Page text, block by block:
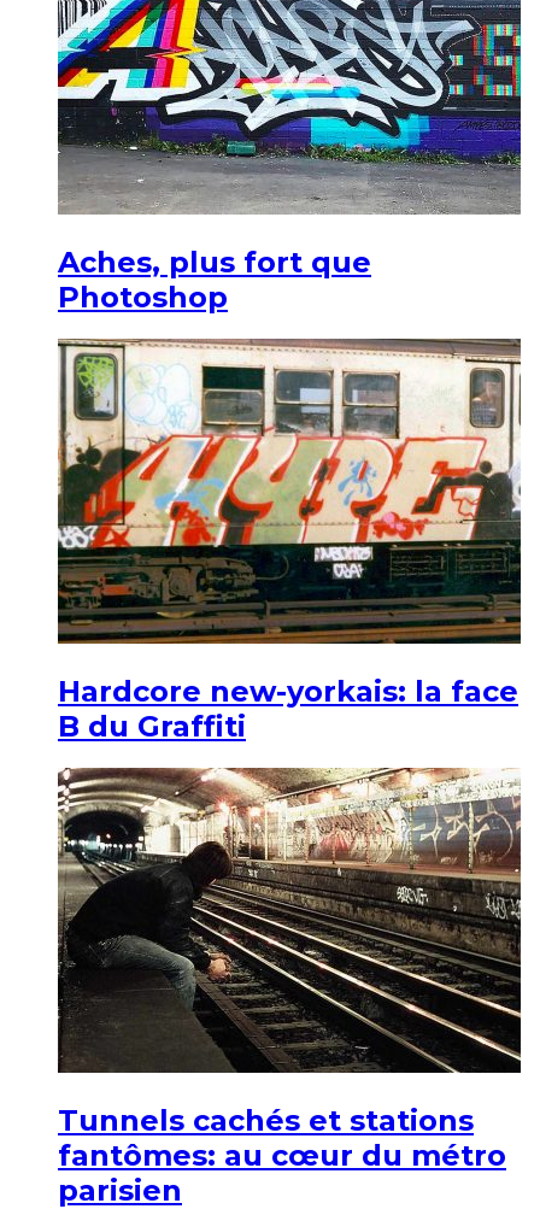
Aches, plus fort que
Photoshop
Hardcore new-yorkais: la face
B du Graffiti
Tunnels cachés et stations
fantômes: au cœur du métro
parisien